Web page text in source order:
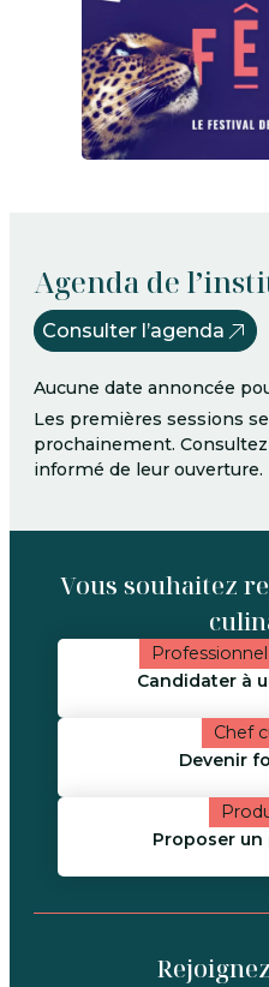
Agenda de
Consulter l’agenda
Aucune date annoncée
Les premières sessions
prochainement.
informé de leur ouverture.
Vous souhaitez
Candidater à
Chef
Devenir
Proposer